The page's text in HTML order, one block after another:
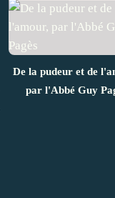
De la pudeur et de
par l'Abbé Guy